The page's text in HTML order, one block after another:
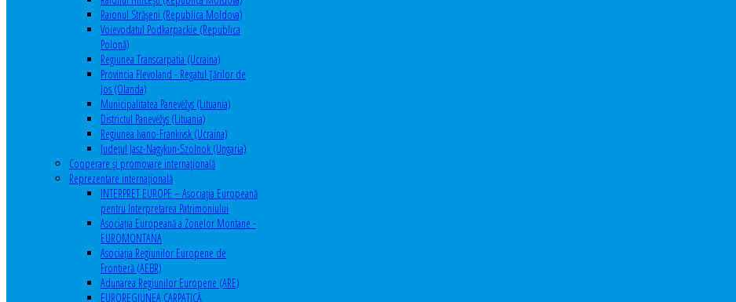
Raionul Străşeni (Republica Moldova)
Voievodatul Podkarpackie (Republica
Polonă)
Regiunea Transcarpatia (Ucraina)
Provincia Flevoland - Regatul Ţărilor de
Jos (Olanda)
Municipalitatea Panevėžys (Lituania)
Districtul Panevėžys (Lituania)
Regiunea Ivano-Frankivsk (Ucraina)
Judeţul Jasz-Nagykun-Szolnok (Ungaria)
Cooperare şi promovare internaţională
Reprezentare internaţională
INTERPRET EUROPE – Asociația Europeană
pentru Interpretarea Patrimoniului
Asociația Europeană a Zonelor Montane -
EUROMONTANA
Asociația Regiunilor Europene de
Frontieră (AEBR)
Adunarea Regiunilor Europene (ARE)
EUROREGIUNEA CARPATICĂ